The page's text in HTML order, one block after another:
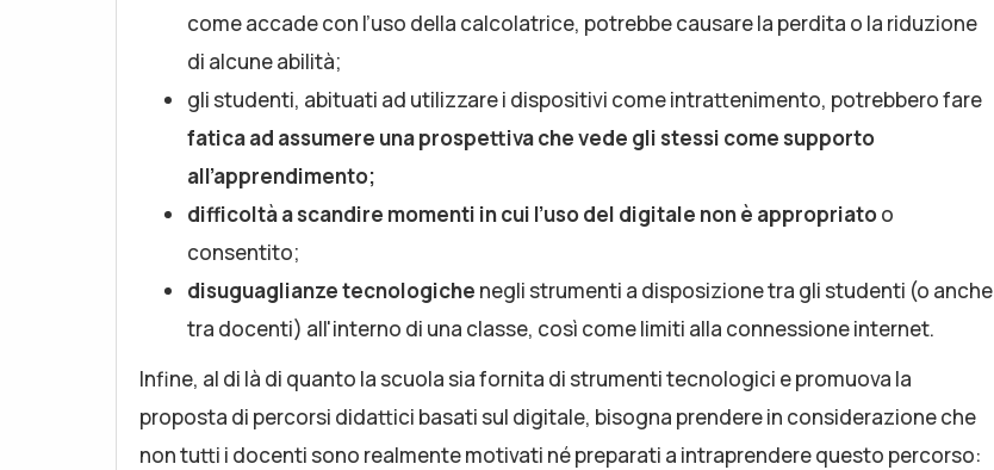
come accade con l’uso della calcolatrice, potrebbe causare la perdita o la riduzione
di alcune abilità;
gli studenti, abituati ad utilizzare i dispositivi come intrattenimento, potrebbero fare
fatica ad assumere una prospettiva che vede gli stessi come supporto
all’apprendimento;
difficoltà a scandire momenti in cui l’uso del digitale non è appropriatoo
consentito;
disuguaglianze tecnologiche negli strumenti a disposizione tra gli studenti (o anche
tra docenti) all'interno di una classe, così come limiti alla connessione internet.
Infine, al di là di quanto la scuola sia fornita di strumenti tecnologici e promuova la
proposta di percorsi didattici basati sul digitale, bisogna prendere in considerazione che
non tutti i docenti sono realmente motivati né preparati a intraprendere questo percorso: